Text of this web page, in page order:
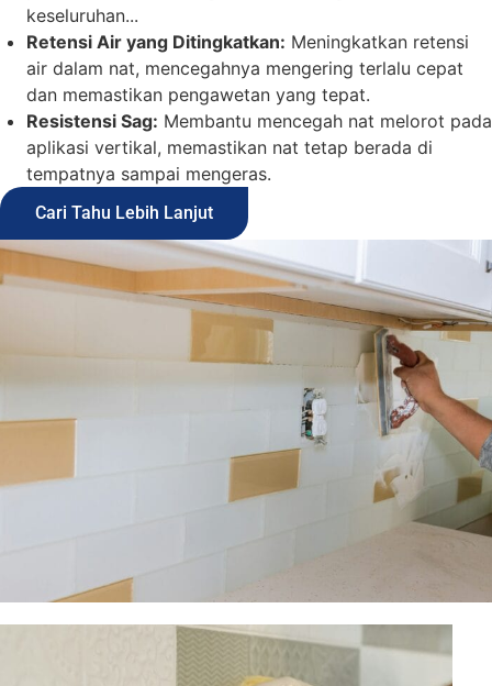
keseluruhan...
Retensi Air yang Ditingkatkan: Meningkatkan retensi
air dalam nat, mencegahnya mengering terlalu cepat
dan memastikan pengawetan yang tepat.
Resistensi Sag: Membantu mencegah nat melorot pada
aplikasi vertikal, memastikan nat tetap berada di
tempatnya sampai mengeras.
Cari Tahu Lebih Lanjut